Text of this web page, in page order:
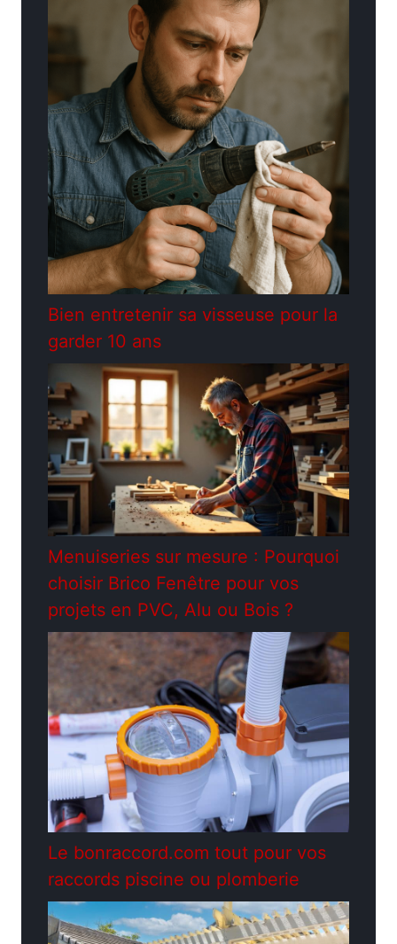
Bien entretenir sa visseuse pour la
garder 10 ans
Menuiseries sur mesure : Pourquoi
choisir Brico Fenêtre pour vos
projets en PVC, Alu ou Bois ?
Le bonraccord.com tout pour vos
raccords piscine ou plomberie